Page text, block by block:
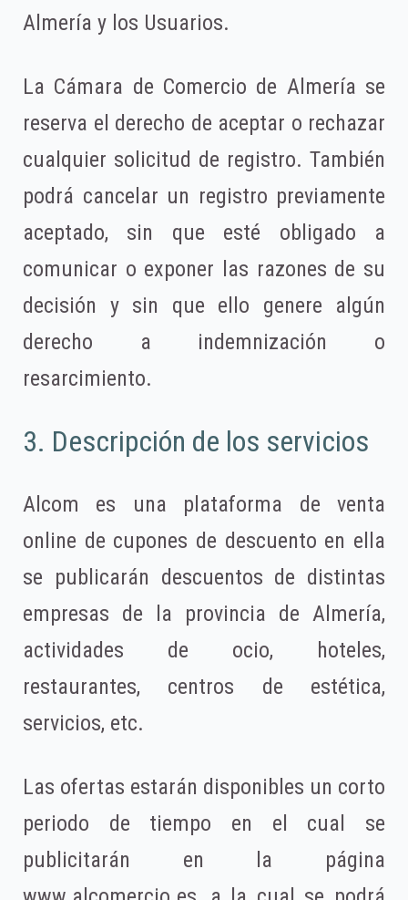
Almería y los Usuarios.
La Cámara de Comercio de Almería se
reserva el derecho de aceptar o rechazar
cualquier solicitud de registro. También
podrá cancelar un registro previamente
aceptado, sin que esté obligado a
comunicar o exponer las razones de su
decisión y sin que ello genere algún
derecho a indemnización o
resarcimiento.
3. Descripción de los servicios
Alcom es una plataforma de venta
online de cupones de descuento en ella
se publicarán descuentos de distintas
empresas de la provincia de Almería,
actividades de ocio, hoteles,
restaurantes, centros de estética,
servicios, etc.
Las ofertas estarán disponibles un corto
periodo de tiempo en el cual se
publicitarán en la página